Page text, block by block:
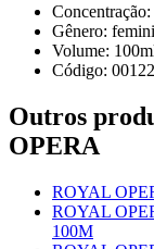
Concentração:
Gênero:
Volume: 100
Código:
Outros
OPERA
ROYAL
ROYAL
100M